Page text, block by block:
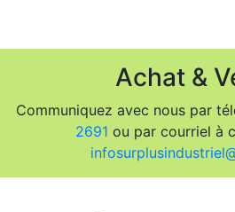
Achat &
Communiquez avec nous par
2691 ou par courriel à